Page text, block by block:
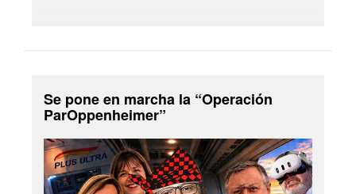
Se pone en marcha la “Operación
ParOppenheimer”